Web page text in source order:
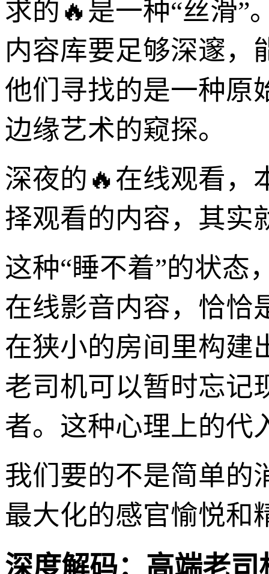
求的🔥是一种“丝滑”
内容库要足够深邃，
他们寻找的是一种原
边缘艺术的窥探。
深夜的🔥在线观看，
择观看的内容，其实
这种“睡不着”的状态
在线影音内容，恰恰
在狭小的房间里构建
老司机可以暂时忘记
者。这种心理上的代
我们要的不是简单的
最大化的感官愉悦和
深度解码：高端老